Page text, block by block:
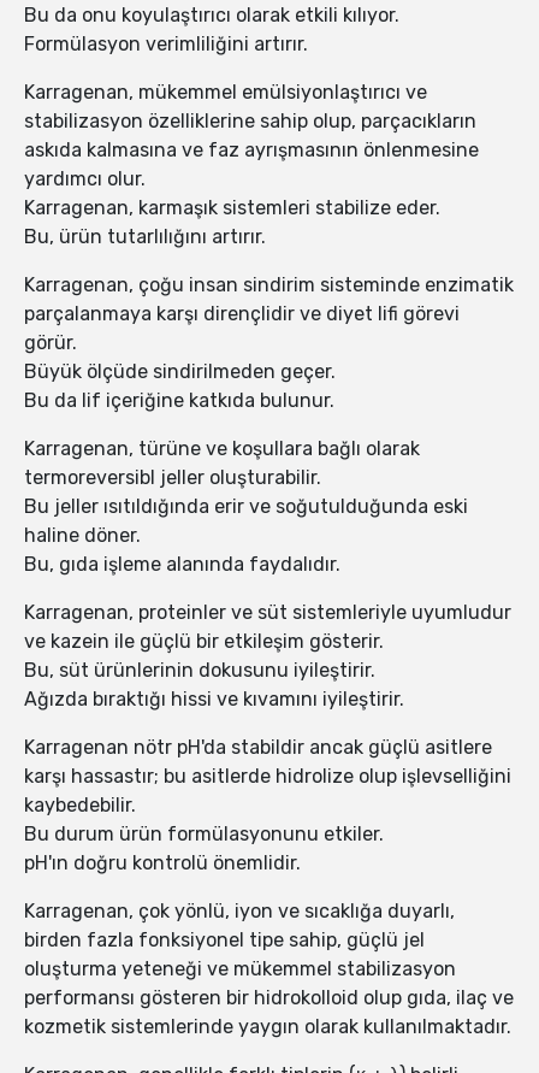
Bu da onu koyulaştırıcı olarak etkili kılıyor.
Formülasyon verimliliğini artırır.
Karragenan, mükemmel emülsiyonlaştırıcı ve
stabilizasyon özelliklerine sahip olup, parçacıkların
askıda kalmasına ve faz ayrışmasının önlenmesine
yardımcı olur.
Karragenan, karmaşık sistemleri stabilize eder.
Bu, ürün tutarlılığını artırır.
Karragenan, çoğu insan sindirim sisteminde enzimatik
parçalanmaya karşı dirençlidir ve diyet lifi görevi
görür.
Büyük ölçüde sindirilmeden geçer.
Bu da lif içeriğine katkıda bulunur.
Karragenan, türüne ve koşullara bağlı olarak
termoreversibl jeller oluşturabilir.
Bu jeller ısıtıldığında erir ve soğutulduğunda eski
haline döner.
Bu, gıda işleme alanında faydalıdır.
Karragenan, proteinler ve süt sistemleriyle uyumludur
ve kazein ile güçlü bir etkileşim gösterir.
Bu, süt ürünlerinin dokusunu iyileştirir.
Ağızda bıraktığı hissi ve kıvamını iyileştirir.
Karragenan nötr pH'da stabildir ancak güçlü asitlere
karşı hassastır; bu asitlerde hidrolize olup işlevselliğini
kaybedebilir.
Bu durum ürün formülasyonunu etkiler.
pH'ın doğru kontrolü önemlidir.
Karragenan, çok yönlü, iyon ve sıcaklığa duyarlı,
birden fazla fonksiyonel tipe sahip, güçlü jel
oluşturma yeteneği ve mükemmel stabilizasyon
performansı gösteren bir hidrokolloid olup gıda, ilaç ve
kozmetik sistemlerinde yaygın olarak kullanılmaktadır.